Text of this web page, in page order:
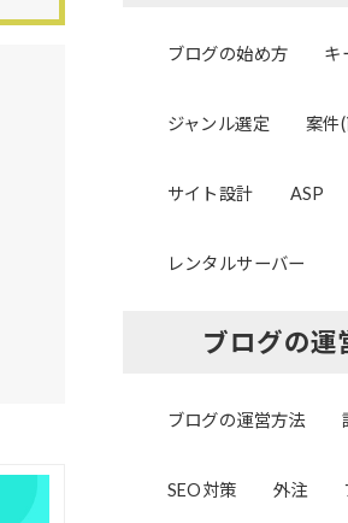
ブログの始め方 キ
ジャンル選定 案件
サイト設計 ASP
レンタルサーバー
ブログの運
ブログの運営方法
SEO対策 外注